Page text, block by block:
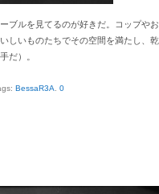
ブルを見てるのが好きだ。コップや
しいものたちでその空間を満たし、
だ）。
BessaR3A. 0